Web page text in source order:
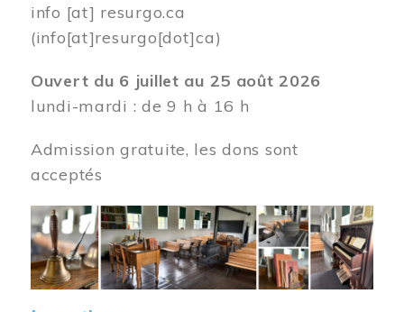
info [at] resurgo.ca
(info[at]resurgo[dot]ca)
Ouvert du 6 juillet au 25 août 2026
lundi-mardi : de 9 h à 16 h
Admission gratuite, les dons sont
acceptés
Image